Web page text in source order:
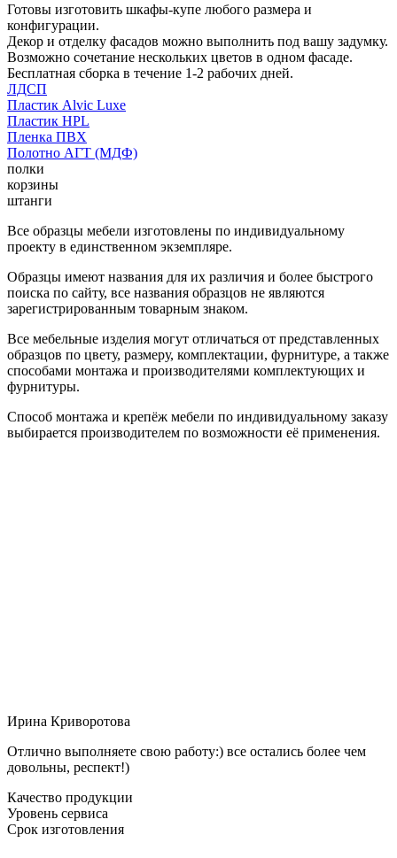
Готовы изготовить шкафы-купе любого размера и
конфигурации.
Декор и отделку фасадов можно выполнить под вашу задумку.
Возможно сочетание нескольких цветов в одном фасаде.
Бесплатная сборка в течение 1-2 рабочих дней.
ЛДСП
Пластик Alvic Luxe
Пластик HPL
Пленка ПВХ
Полотно АГТ (МДФ)
полки
корзины
штанги
Все образцы мебели изготовлены по индивидуальному
проекту в единственном экземпляре.
Образцы имеют названия для их различия и более быстрого
поиска по сайту, все названия образцов не являются
зарегистрированным товарным знаком.
Все мебельные изделия могут отличаться от представленных
образцов по цвету, размеру, комплектации, фурнитуре, а также
способами монтажа и производителями комплектующих и
фурнитуры.
Способ монтажа и крепёж мебели по индивидуальному заказу
выбирается производителем по возможности её применения.
Ирина Криворотова
Отлично выполняете свою работу:) все остались более чем
довольны, респект!)
Качество продукции
Уровень сервиса
Срок изготовления